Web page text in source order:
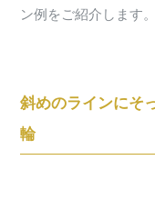
ン例をご紹介します。
斜めのラインにそ
輪